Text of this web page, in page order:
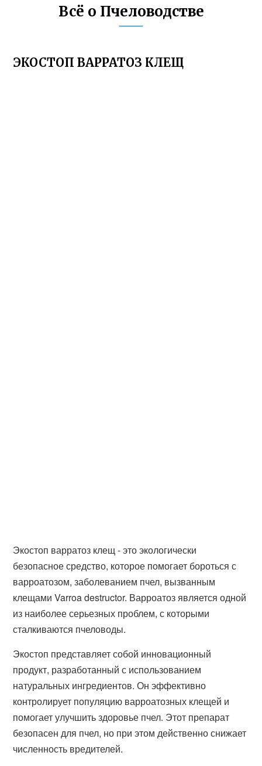
Всё о Пчеловодстве
ЭКОСТОП ВАРРАТОЗ КЛЕЩ
Экостоп варратоз клещ - это экологически
безопасное средство, которое помогает бороться с
варроатозом, заболеванием пчел, вызванным
клещами Varroa destructor. Варроатоз является одной
из наиболее серьезных проблем, с которыми
сталкиваются пчеловоды.
Экостоп представляет собой инновационный
продукт, разработанный с использованием
натуральных ингредиентов. Он эффективно
контролирует популяцию варроатозных клещей и
помогает улучшить здоровье пчел. Этот препарат
безопасен для пчел, но при этом действенно снижает
численность вредителей.